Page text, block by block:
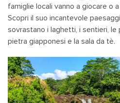
famiglie locali vanno a giocare o
Scopri il suo incantevole
sovrastano i laghetti, i sentieri, le
pietra giapponesi e la sala da tè.